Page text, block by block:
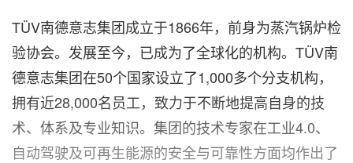
TÜV南德意志集团成立于1866年，前身为蒸汽锅炉检
验协会。发展至今，已成为了全球化的机构。TÜV南
德意志集团在50个国家设立了1,000多个分支机构，
拥有近28,000名员工，致力于不断地提高自身的技
术、体系及专业知识。集团的技术专家在工业4.0、
自动驾驶及可再生能源的安全与可靠性方面均作出了